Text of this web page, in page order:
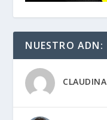
NUESTRO ADN:
CLAUDINA